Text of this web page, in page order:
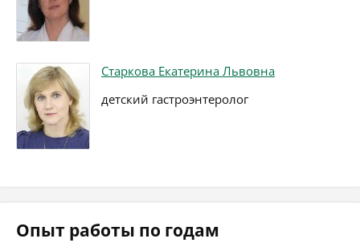
Старкова Екатерина Львовна
детский гастроэнтеролог
Опыт работы по годам